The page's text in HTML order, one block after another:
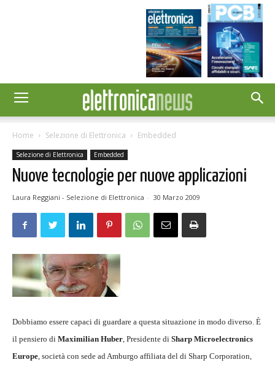
Home Selezione di Elettronica Embedded
Selezione di Elettronica Embedded
Nuove tecnologie per nuove applicazioni
Laura Reggiani - Selezione di Elettronica - 30 Marzo 2009
Dobbiamo essere capaci di guardare a questa situazione in modo diverso. È
il pensiero di Maximilian Huber, Presidente di Sharp Microelectronics
Europe, società con sede ad Amburgo affiliata del di Sharp Corporation,